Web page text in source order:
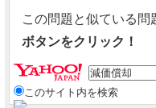
この問題と似ている問
ボタンをクリック！
このサイト内を検索